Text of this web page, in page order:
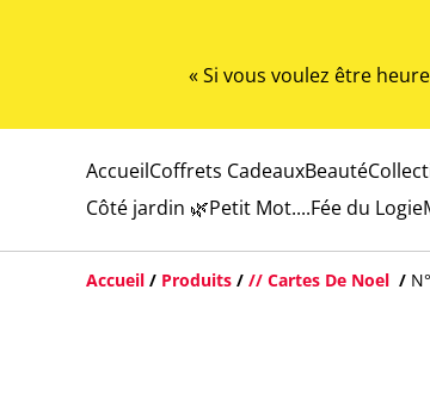
« Si vous voulez être
AccueilCoffrets CadeauxBeauté
Côté jardin 🌿Petit Mot....Fée du Logie
Accueil / Produits / // Cartes De Noel /